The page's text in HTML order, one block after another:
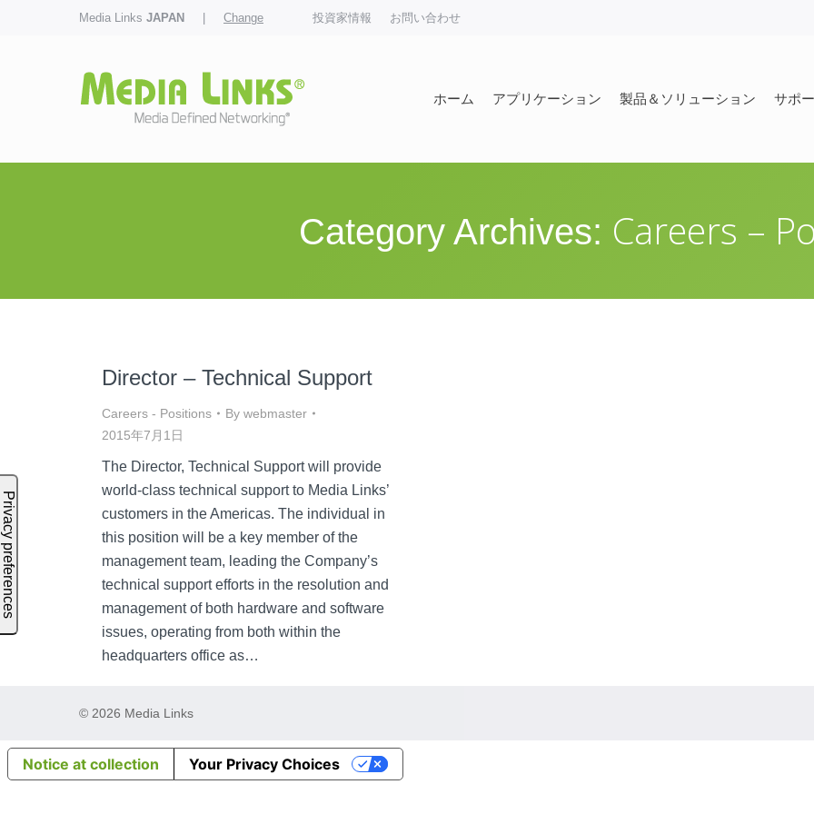
Media Links JAPAN Change 投資家情報 お問い合わせ
ホーム アプリケーション 製品＆ソリューション サポ
Category Archives: Careers –
Director – Technical Support
Careers - Positions By webmaster
2015年7月1日
The Director, Technical Support will provide
world-class technical support to Media Links’
customers in the Americas. The individual in
this position will be a key member of the
management team, leading the Company’s
technical support efforts in the resolution and
management of both hardware and software
issues, operating from both within the
headquarters office as…
© 2026 Media Links
Notice at collection Your Privacy Choices
ホーム